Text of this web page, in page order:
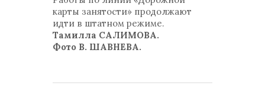
карты занятости» продолжают
идти в штатном режиме.
Тамилла САЛИМОВА.
Фото В. ШАВНЕВА.